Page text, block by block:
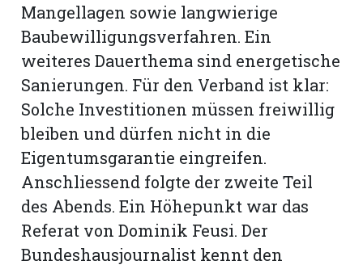
Mangellagen sowie langwierige
Baubewilligungsverfahren. Ein
weiteres Dauerthema sind energetische
Sanierungen. Für den Verband ist klar:
Solche Investitionen müssen freiwillig
bleiben und dürfen nicht in die
Eigentumsgarantie eingreifen.
Anschliessend folgte der zweite Teil
des Abends. Ein Höhepunkt war das
Referat von Dominik Feusi. Der
Bundeshausjournalist kennt den